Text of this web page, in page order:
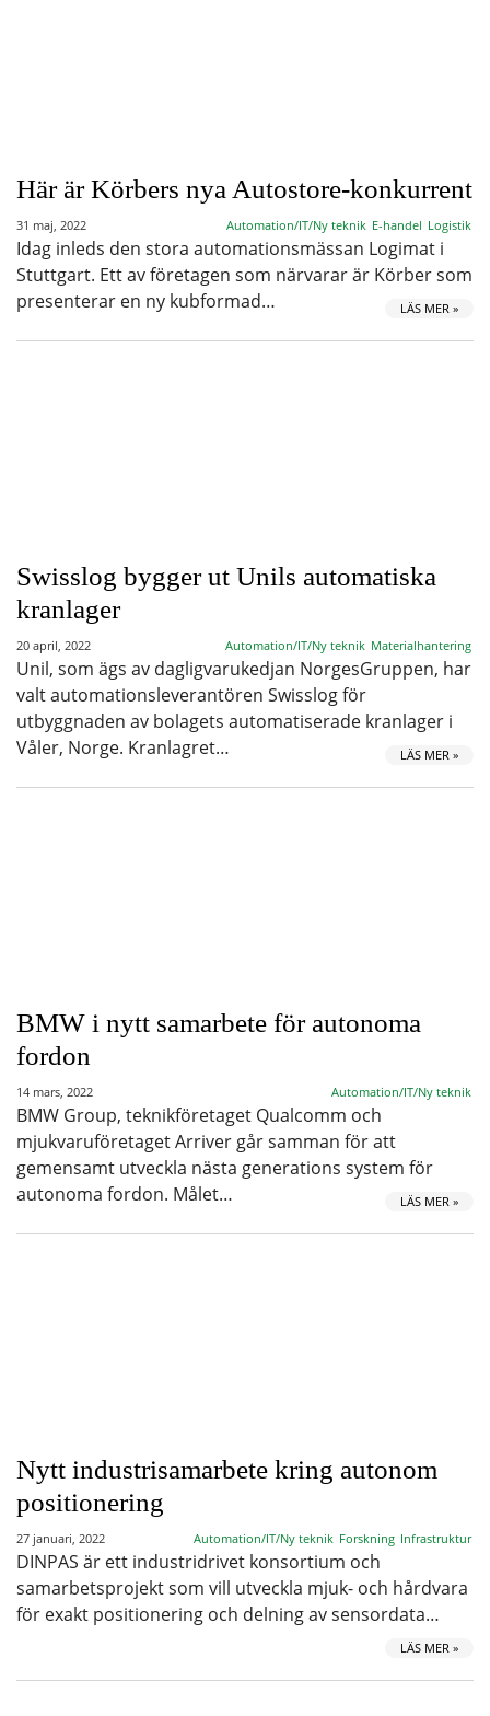
Här är Körbers nya Autostore-konkurrent
31 maj, 2022 Automation/IT/Ny teknik E-handel Logistik
Idag inleds den stora automationsmässan Logimat i
Stuttgart. Ett av företagen som närvarar är Körber som
presenterar en ny kubformad…
LÄS MER »
Swisslog bygger ut Unils automatiska
kranlager
20 april, 2022 Automation/IT/Ny teknik Materialhantering
Unil, som ägs av dagligvarukedjan NorgesGruppen, har
valt automationsleverantören Swisslog för
utbyggnaden av bolagets automatiserade kranlager i
Våler, Norge. Kranlagret…
LÄS MER »
BMW i nytt samarbete för autonoma
fordon
14 mars, 2022 Automation/IT/Ny teknik
BMW Group, teknikföretaget Qualcomm och
mjukvaruföretaget Arriver går samman för att
gemensamt utveckla nästa generations system för
autonoma fordon. Målet…
LÄS MER »
Nytt industrisamarbete kring autonom
positionering
27 januari, 2022 Automation/IT/Ny teknik Forskning Infrastruktur
DINPAS är ett industridrivet konsortium och
samarbetsprojekt som vill utveckla mjuk- och hårdvara
för exakt positionering och delning av sensordata…
LÄS MER »